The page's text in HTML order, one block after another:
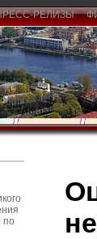
РЕЛИЗЫ
по